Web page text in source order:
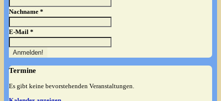
Nachname *
E-Mail *
Termine
Es gibt keine bevorstehenden Veranstaltungen.